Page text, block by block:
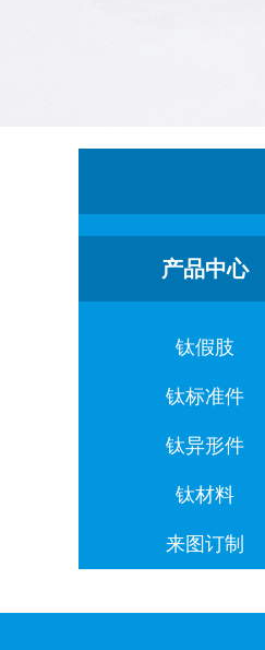
产品中心
钛假肢
钛标准件
钛异形件
钛材料
来图订制